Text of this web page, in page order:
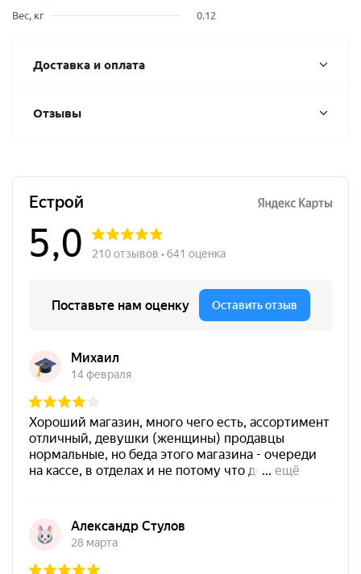
Вес, кг
0.12
Доставка и оплата
Отзывы